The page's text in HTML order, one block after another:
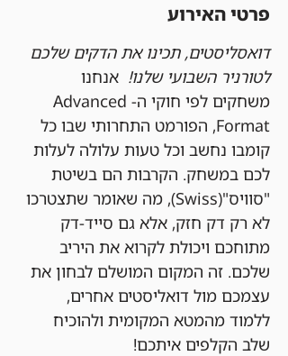
פרטי האירוע
דואסליסטים, תכינו את הדקים שלכם
לטורניר השבועי שלנו!
  אנחנו
משחקים לפי חוקי ה-Advanced
Format, הפורמט התחרותי שבו כל
קומבו נחשב וכל טעות עלולה לעלות
לכם במשחק. הקרבות הם בשיטת
"סוויס"(Swiss), מה שאומר שתצטרכו
לא רק דק חזק, אלא גם סייד-דק
מתוחכם ויכולת לקרוא את היריב
שלכם. זה המקום המושלם לבחון את
עצמכם מול דואליסטים אחרים,
ללמוד מהמטא המקומית ולהוכיח
שלב הקלפים איתכם!